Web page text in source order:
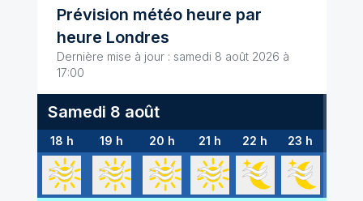
Prévision météo heure par
heure Londres
Dernière mise à jour : samedi 8 août 2026 à
17:00
Samedi 8 août
18 h 19 h 20 h 21 h 22 h 23 h